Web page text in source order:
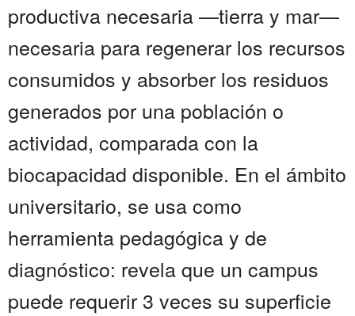
productiva necesaria —tierra y mar—
necesaria para regenerar los recursos
consumidos y absorber los residuos
generados por una población o
actividad, comparada con la
biocapacidad disponible. En el ámbito
universitario, se usa como
herramienta pedagógica y de
diagnóstico: revela que un campus
puede requerir 3 veces su superficie